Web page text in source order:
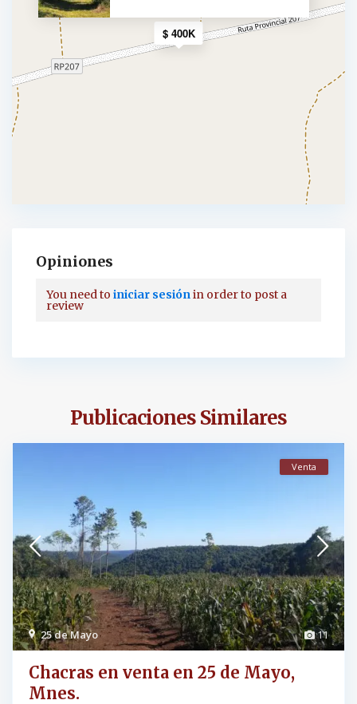
$ 400K
Opiniones
You need to iniciar sesiónin order to post a
review
Publicaciones Similares
11
25 de Mayo
Venta
Chacras en venta en 25 de Mayo,
Mnes.